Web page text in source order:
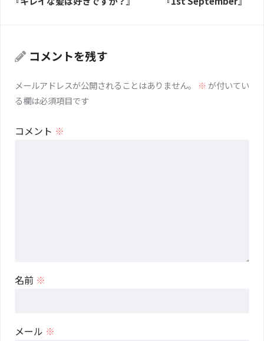
コメントを残す
メールアドレスが公開されることはありません。 ※が付いてい
る欄は必須項目です
コメント ※
名前 ※
メール ※